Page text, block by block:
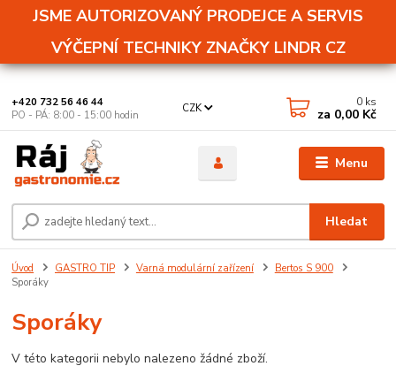
JSME AUTORIZOVANÝ PRODEJCE A SERVIS
VÝČEPNÍ TECHNIKY ZNAČKY LINDR CZ
Menu
CZK
Hledat
+420 732 56 46 44
PO - PÁ: 8:00 - 15:00 hodin
0 ks
za 0,00 Kč
Úvod GASTRO TIP Varná modulární zařízení
Bertos S 900
Sporáky
Sporáky
V této kategorii nebylo nalezeno žádné zboží.